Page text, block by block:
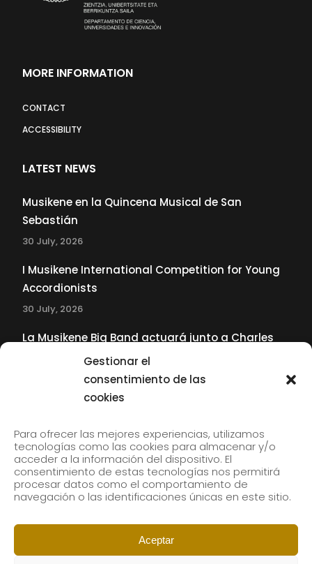
Gestionar el
consentimiento de las
cookies
Para ofrecer las mejores experiencias, utilizamos
tecnologías como las cookies para almacenar y/o
acceder a la información del dispositivo. El
consentimiento de estas tecnologías nos permitirá
procesar datos como el comportamiento de
navegación o las identificaciones únicas en este sitio.
Aceptar
MORE INFORMATION
CONTACT
ACCESSIBILITY
LATEST NEWS
Musikene en la Quincena Musical de San
Sebastián
30 July, 2026
I Musikene International Competition for Young
Accordionists
30 July, 2026
La Musikene Big Band actuará junto a Charles
Tolliver en el 61 Jazzaldia
Subscribe to our newsletter to receive our news by
email.